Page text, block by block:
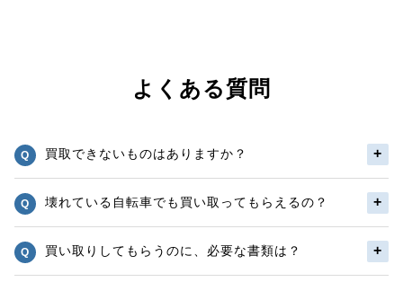
よくある質問
買取できないものはありますか？
壊れている自転車でも買い取ってもらえるの？
買い取りしてもらうのに、必要な書類は？